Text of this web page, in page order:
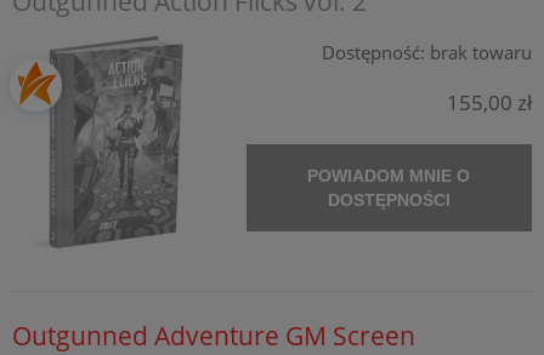
Dostępność: brak towaru
155,00 zł
POWIADOM MNIE O
DOSTĘPNOŚCI
Outgunned Adventure GM Screen